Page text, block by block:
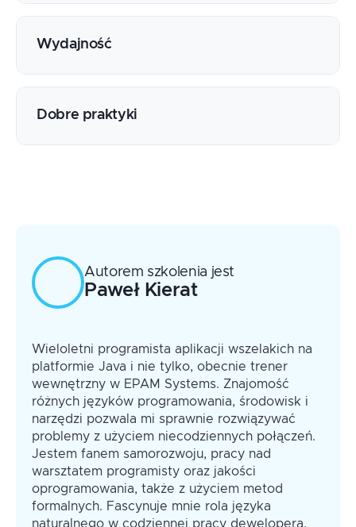
Wydajność
Dobre praktyki
Autorem szkolenia jest
Paweł Kierat
Wieloletni programista aplikacji wszelakich na
platformie Java i nie tylko, obecnie trener
wewnętrzny w EPAM Systems. Znajomość
różnych języków programowania, środowisk i
narzędzi pozwala mi sprawnie rozwiązywać
problemy z użyciem niecodziennych połączeń.
Jestem fanem samorozwoju, pracy nad
warsztatem programisty oraz jakości
oprogramowania, także z użyciem metod
formalnych. Fascynuje mnie rola języka
naturalnego w codziennej pracy dewelopera.